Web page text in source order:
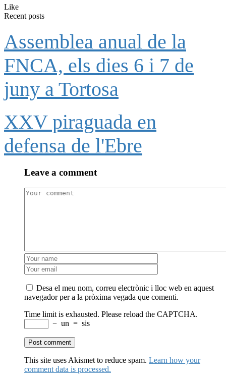
Like
Recent posts
Assemblea anual de la
FNCA, els dies 6 i 7 de
juny a Tortosa
XXV piraguada en
defensa de l'Ebre
Leave a comment
Desa el meu nom, correu electrònic i lloc web en aquest
navegador per a la pròxima vegada que comenti.
Time limit is exhausted. Please reload the CAPTCHA.
− un = sis
This site uses Akismet to reduce spam. Learn how your
comment data is processed.